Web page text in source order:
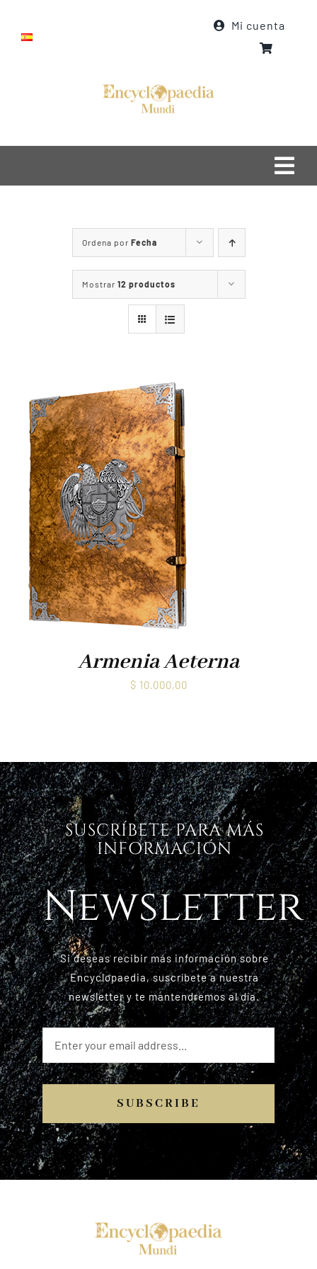
Mi cuenta
Quiénes somos
Qué hacemos
Contacto
Ordena por Fecha
Mostrar 12 productos
Armenia Aeterna
$ 10.000,00
SUSCRÍBETE PARA MÁS
INFORMACIÓN
Newsletter
Si deseas recibir más información sobre
Encyclopaedia, suscríbete a nuestra
newsletter y te mantendremos al día.
SUBSCRIBE